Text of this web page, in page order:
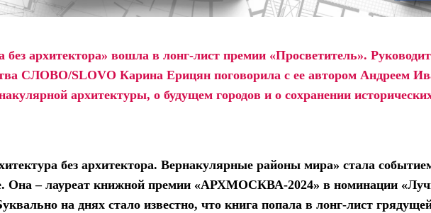
без архитектора» вошла в лонг-лист премии «Просветитель».
СЛОВО/SLOVO Карина Ерицян поговорила с ее автором Андреем
архитектуры, о будущем городов и о сохранении
без архитектора. Вернакулярные районы мира» стала
Она – лауреат книжной премии «АРХМОСКВА-2024» в номинации
на днях стало известно, что книга попала в лонг-лист